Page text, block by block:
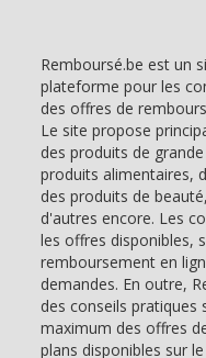
Remboursé.be est un
plateforme pour les
des offres de
Le site propose
des produits de
produits alimentaires,
des produits de
d'autres encore. Les
les offres disponibles,
remboursement en
demandes. En outre,
des conseils pratiques
maximum des offres
plans disponibles sur